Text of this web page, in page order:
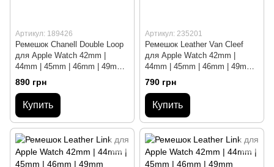
Артикул: 189426
Ремешок Chanell Double Loop
для Apple Watch 42mm |
44mm | 45mm | 46mm | 49mm
Brown
890 грн
Купить
Артикул: 235201
Ремешок Leather Van Cleef
для Apple Watch 42mm |
44mm | 45mm | 46mm | 49mm
Brown/Silver
790 грн
Купить